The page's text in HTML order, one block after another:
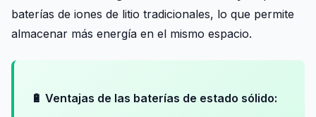
baterías de iones de litio tradicionales, lo que permite
almacenar más energía en el mismo espacio.
🔋 Ventajas de las baterías de estado sólido: